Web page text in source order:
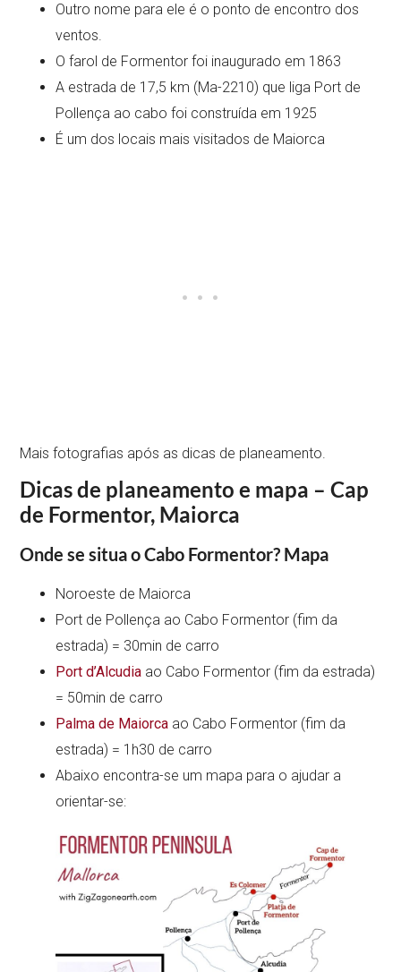
Outro nome para ele é o ponto de encontro dos
ventos.
O farol de Formentor foi inaugurado em 1863
A estrada de 17,5 km (Ma-2210) que liga Port de
Pollença ao cabo foi construída em 1925
É um dos locais mais visitados de Maiorca
Mais fotografias após as dicas de planeamento.
Dicas de planeamento e mapa – Cap
de Formentor, Maiorca
Onde se situa o Cabo Formentor? Mapa
Noroeste de Maiorca
Port de Pollença ao Cabo Formentor (fim da
estrada) = 30min de carro
Port d’Alcudia ao Cabo Formentor (fim da estrada)
= 50min de carro
Palma de Maiorca ao Cabo Formentor (fim da
estrada) = 1h30 de carro
Abaixo encontra-se um mapa para o ajudar a
orientar-se: